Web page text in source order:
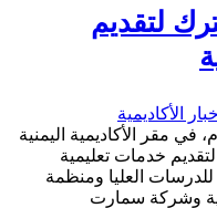
لتقديم
أخبار الأكاديمية
وقع يوم الأحد الموافق 27 مارس 2016م، في مقر الأكاديمية اليمنية
خدمات تعليمية
للدرسات العليا ومنظمة
وشركة سمارت